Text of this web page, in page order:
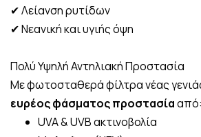
✔ Λείανση ρυτίδων
✔ Νεανική και υγιής όψη
Πολύ Υψηλή Αντηλιακή Προστασία
Με φωτοσταθερά φίλτρα νέας
ευρέος φάσματος προστασίααπό:
UVA & UVB ακτινοβολία